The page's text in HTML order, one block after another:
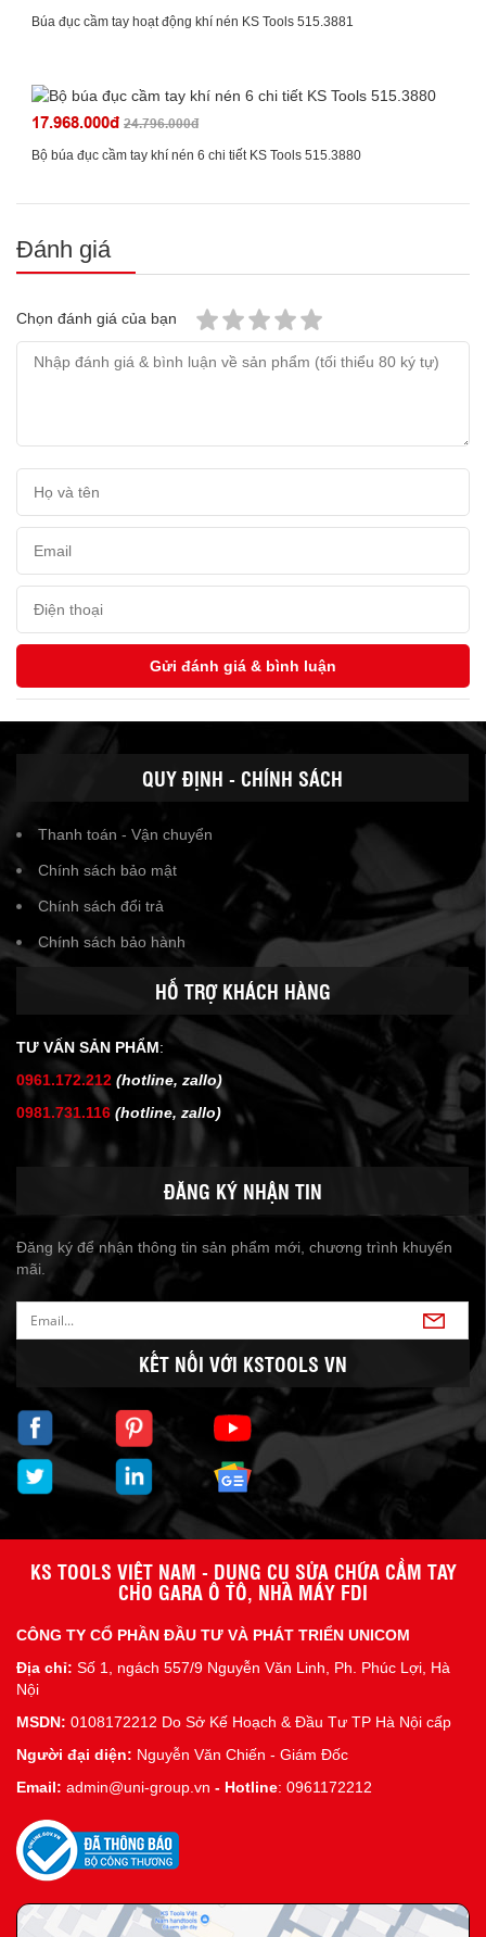
Búa đục cầm tay hoạt động khí nén KS Tools 515.3881
17.968.000đ 24.796.000đ
Bộ búa đục cầm tay khí nén 6 chi tiết KS Tools 515.3880
Đánh giá
Chọn đánh giá của bạn
QUY ĐỊNH - CHÍNH SÁCH
Thanh toán - Vận chuyển
Chính sách bảo mật
Chính sách đổi trả
Chính sách bảo hành
HỖ TRỢ KHÁCH HÀNG
TƯ VẤN SẢN PHẨM:
0961.172.212 (hotline, zallo)
0981.731.116 (hotline, zallo)
ĐĂNG KÝ NHẬN TIN
Đăng ký để nhận thông tin sản phẩm mới, chương trình khuyến
mãi.
KẾT NỐI VỚI KSTOOLS VN
KS TOOLS VIỆT NAM - DỤNG CỤ SỬA CHỮA CẦM TAY
CHO GARA Ô TÔ, NHÀ MÁY FDI
CÔNG TY CỔ PHẦN ĐẦU TƯ VÀ PHÁT TRIỂN UNICOM
Địa chỉ: Số 1, ngách 557/9 Nguyễn Văn Linh, Ph. Phúc Lợi, Hà
Nội
MSDN: 0108172212 Do Sở Kế Hoạch & Đầu Tư TP Hà Nội cấp
Người đại diện: Nguyễn Văn Chiến - Giám Đốc
Email: admin@uni-group.vn - Hotline: 0961172212